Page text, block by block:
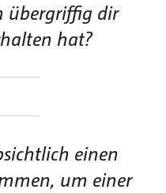
übergriffig dir
hat?
einen
um einer